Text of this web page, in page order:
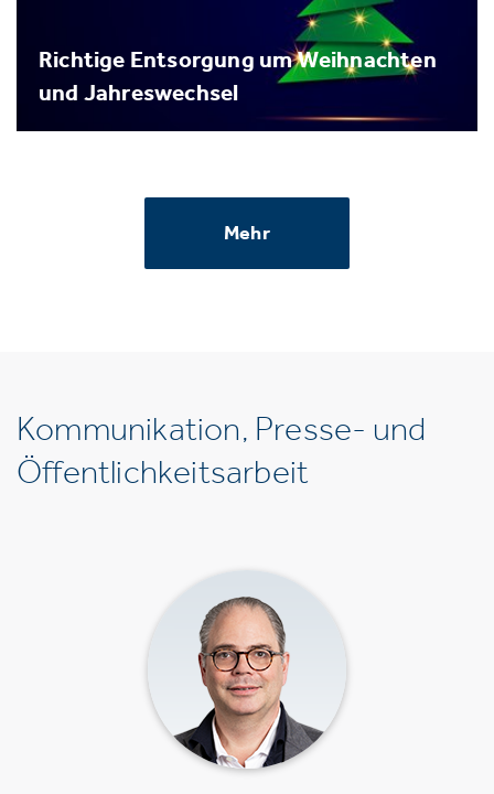
Richtige Entsorgung um Weihnachten
und Jahreswechsel
Mehr
Kommunikation, Presse- und
Öffentlichkeitsarbeit